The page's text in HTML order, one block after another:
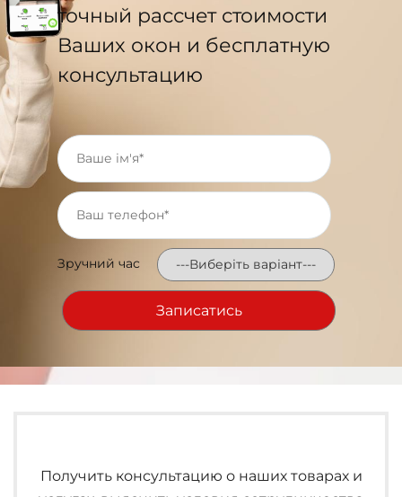
точный рассчет стоимости
Ваших окон и бесплатную
консультацию
Зручний час
Получить консультацию о наших товарах и